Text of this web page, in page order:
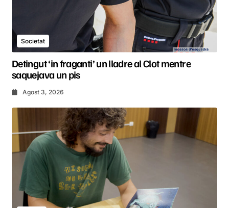
Societat
Detingut ‘in fraganti’ un lladre al Clot mentre
saquejava un pis
Agost 3, 2026